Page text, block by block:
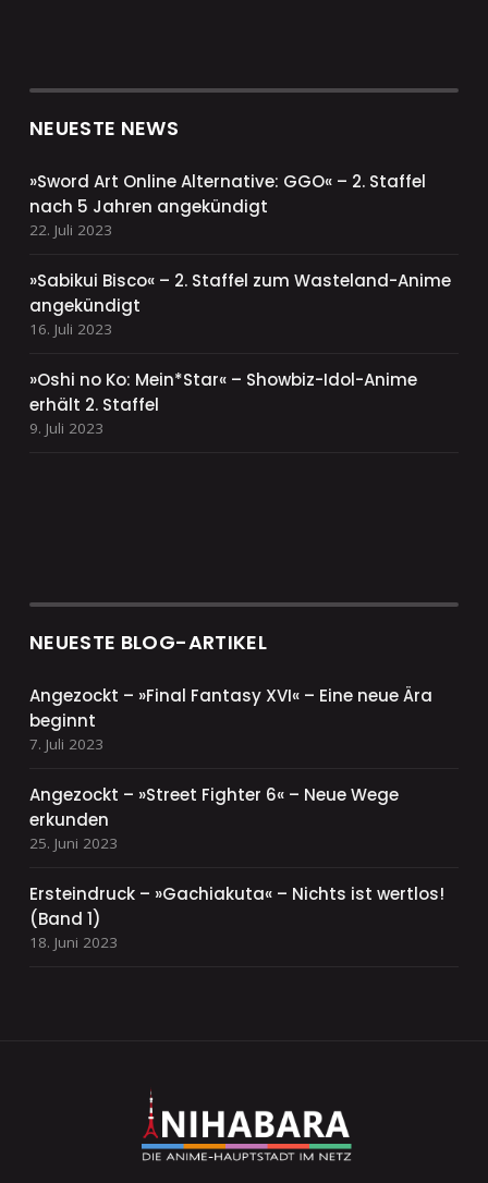
NEUESTE NEWS
»Sword Art Online Alternative: GGO« – 2. Staffel
nach 5 Jahren angekündigt
22. Juli 2023
»Sabikui Bisco« – 2. Staffel zum Wasteland-Anime
angekündigt
16. Juli 2023
»Oshi no Ko: Mein*Star« – Showbiz-Idol-Anime
erhält 2. Staffel
9. Juli 2023
NEUESTE BLOG-ARTIKEL
Angezockt – »Final Fantasy XVI« – Eine neue Ära
beginnt
7. Juli 2023
Angezockt – »Street Fighter 6« – Neue Wege
erkunden
25. Juni 2023
Ersteindruck – »Gachiakuta« – Nichts ist wertlos!
(Band 1)
18. Juni 2023